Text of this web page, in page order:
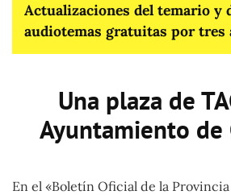
Actualizaciones del temario y
audiotemas gratuitas por tres
Una plaza de
Ayuntamiento de
En el «Boletín Oficial de la